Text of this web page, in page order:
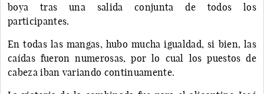
boya tras una salida conjunta de todos los
participantes.
En todas las mangas, hubo mucha igualdad, si bien, las
caídas fueron numerosas, por lo cual los puestos de
cabeza iban variando continuamente.